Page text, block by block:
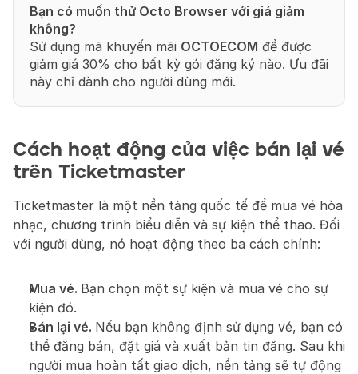
Bạn có muốn thử Octo Browser với giá giảm
không?
Sử dụng mã khuyến mãi OCTOECOM để được
giảm giá 30% cho bất kỳ gói đăng ký nào. Ưu đãi
này chỉ dành cho người dùng mới.
Cách hoạt động của việc bán lại vé
trên Ticketmaster
Ticketmaster là một nền tảng quốc tế để mua vé hòa
nhạc, chương trình biểu diễn và sự kiện thể thao. Đối
với người dùng, nó hoạt động theo ba cách chính:
Mua vé. Bạn chọn một sự kiện và mua vé cho sự
kiện đó.
Bán lại vé. Nếu bạn không định sử dụng vé, bạn có
thể đăng bán, đặt giá và xuất bản tin đăng. Sau khi
người mua hoàn tất giao dịch, nền tảng sẽ tự động